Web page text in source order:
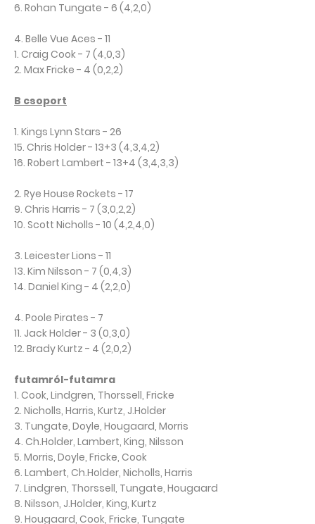
6. Rohan Tungate - 6 (4,2,0)
4. Belle Vue Aces - 11
1. Craig Cook - 7 (4,0,3)
2. Max Fricke - 4 (0,2,2)
B csoport
1. Kings Lynn Stars - 26
15. Chris Holder - 13+3 (4,3,4,2)
16. Robert Lambert - 13+4 (3,4,3,3)
2. Rye House Rockets - 17
9. Chris Harris - 7 (3,0,2,2)
10. Scott Nicholls - 10 (4,2,4,0)
3. Leicester Lions - 11
13. Kim Nilsson - 7 (0,4,3)
14. Daniel King - 4 (2,2,0)
4. Poole Pirates - 7
11. Jack Holder - 3 (0,3,0)
12. Brady Kurtz - 4 (2,0,2)
futamról-futamra
1. Cook, Lindgren, Thorssell, Fricke
2. Nicholls, Harris, Kurtz, J.Holder
3. Tungate, Doyle, Hougaard, Morris
4. Ch.Holder, Lambert, King, Nilsson
5. Morris, Doyle, Fricke, Cook
6. Lambert, Ch.Holder, Nicholls, Harris
7. Lindgren, Thorssell, Tungate, Hougaard
8. Nilsson, J.Holder, King, Kurtz
9. Hougaard, Cook, Fricke, Tungate